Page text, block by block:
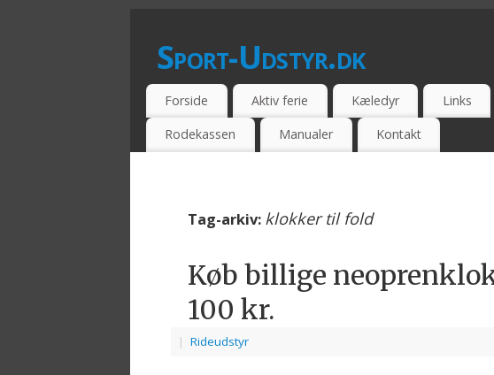
Sport-Udstyr.dk
SPORTSUDSSTYR - BILLIG - TILBUD - UDSALG -
Forside Aktiv ferie Kæledyr Links
Rodekassen Manualer Kontakt
Tag-arkiv: klokker til fold
Køb billige
100 kr.
| Rideudstyr